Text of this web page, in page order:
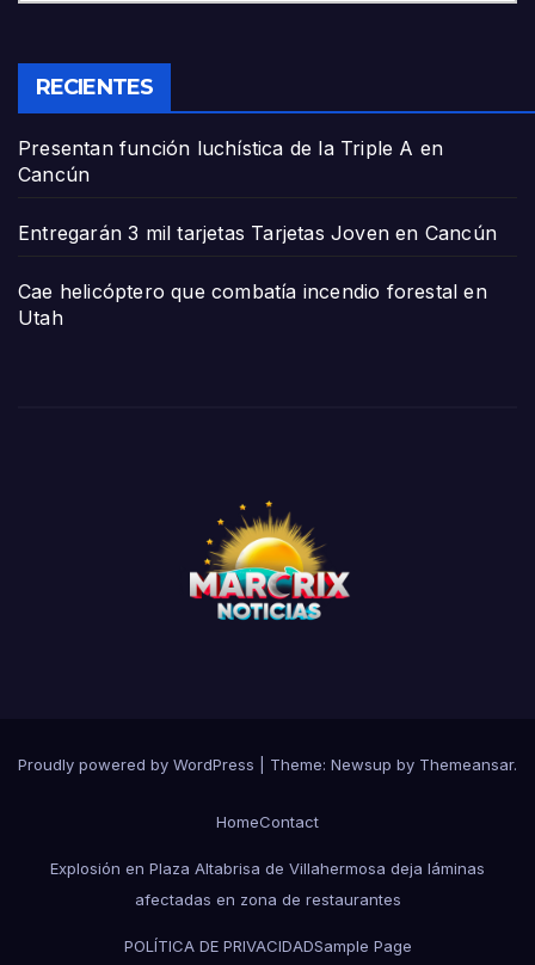
RECIENTES
Presentan función luchística de la Triple A en
Cancún
Entregarán 3 mil tarjetas Tarjetas Joven en Cancún
Cae helicóptero que combatía incendio forestal en
Utah
Proudly powered by WordPress Theme: Newsup by Themeansar.
HomeContact
Explosión en Plaza Altabrisa de Villahermosa deja láminas
afectadas en zona de restaurantes
POLÍTICA DE PRIVACIDADSample Page